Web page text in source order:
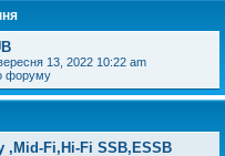
13, 2022 10:22 am
форуму
,Mid-Fi,Hi-Fi SSB,ESSB